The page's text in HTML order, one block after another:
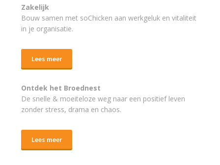
Zakelijk
Bouw samen met soChicken aan werkgeluk en vitaliteit
in je organisatie.
Lees meer
Ontdek het Broednest
De snelle & moeiteloze weg naar een positief leven
zonder stress, drama en chaos.
Lees meer